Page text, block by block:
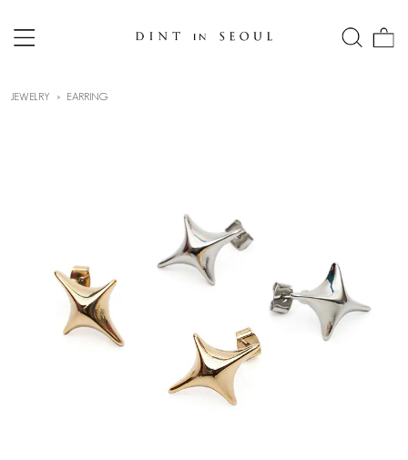
JEWELRY EARRING